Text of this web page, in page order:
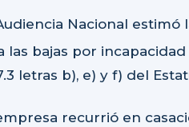
Nacional
las bajas por
letras b), e) y f) del
recurrió en